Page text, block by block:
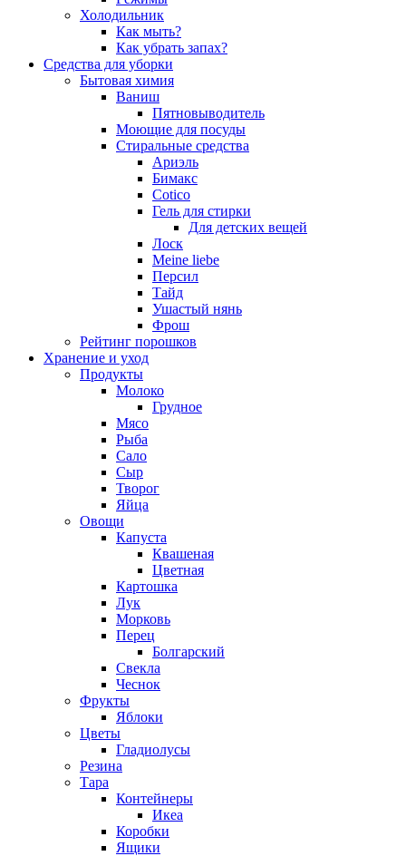
Холодильник
Как мыть?
Как убрать запах?
Средства для уборки
Бытовая химия
Ваниш
Пятновыводитель
Моющие для посуды
Стиральные средства
Ариэль
Бимакс
Cotico
Гель для стирки
Для детских вещей
Лоск
Meine liebe
Персил
Тайд
Ушастый нянь
Фрош
Рейтинг порошков
Хранение и уход
Продукты
Молоко
Грудное
Мясо
Рыба
Сало
Сыр
Творог
Яйца
Овощи
Капуста
Квашеная
Цветная
Картошка
Лук
Морковь
Перец
Болгарский
Свекла
Чеснок
Фрукты
Яблоки
Цветы
Гладиолусы
Резина
Тара
Контейнеры
Икеа
Коробки
Ящики